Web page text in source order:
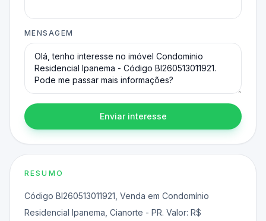
MENSAGEM
Enviar interesse
RESUMO
Código BI260513011921, Venda em Condomínio
Residencial Ipanema, Cianorte - PR. Valor: R$